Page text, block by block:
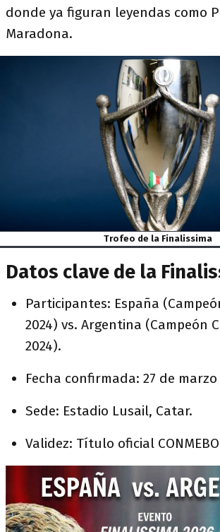
donde ya figuran leyendas como
Maradona.
Trofeo de la Finalissima
Datos clave de la
Participantes: España
2024) vs. Argentina (Campeón
2024).
Fecha confirmada: 27 de marzo
Sede: Estadio Lusail, Catar.
Validez: Título oficial